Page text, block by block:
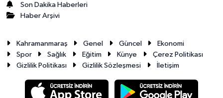
Son Dakika Haberleri
Haber Arşivi
Kahramanmaraş Genel Güncel
Ekonomi
Spor
Sağlık Eğitim Künye
Çerez Politikası
Gizlilik Politikası
Gizlilik Sözleşmesi İletişim